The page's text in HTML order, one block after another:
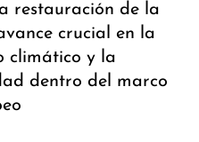
restauración de la
crucial en la
climático y la
dentro del marco